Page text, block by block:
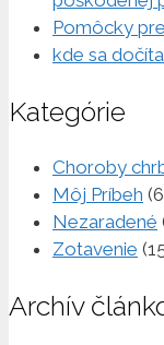
Pomôcky
kde sa
Kategórie
Choroby
Môj Príbeh
Nezaradené
Zotavenie
Archív